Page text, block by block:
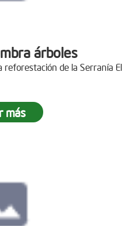
árboles
reforestación de la Serranía El
más